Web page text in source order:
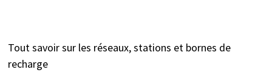
Tout savoir sur les réseaux, stations et bornes de
recharge